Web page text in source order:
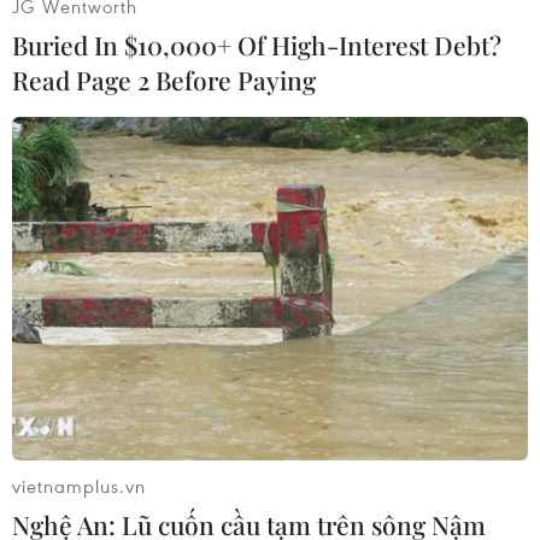
quà tặng cao nhất lên đến 18,8 triệu đồng.
Chương trình ưu đãi đặc biệt trong tháng 11 dành cho Suzuki
JG Wentworth
Buried In $10,000+ Of High-Interest Debt?
Read Page 2 Before Paying
vietnamplus.vn
Nghệ An: Lũ cuốn cầu tạm trên sông Nậm